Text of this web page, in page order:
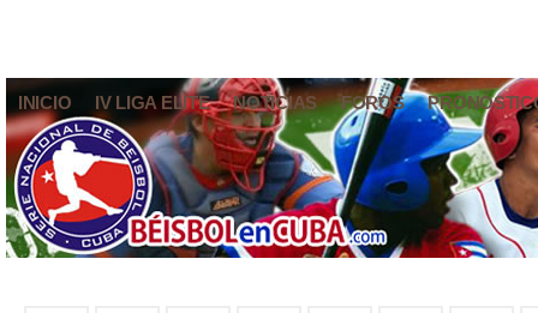
INICIO IV LIGA ELITE NOTICIAS FOROS